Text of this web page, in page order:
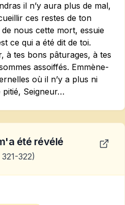
il n’y aura plus de mal,
ces restes de ton
nous cette mort, essuie
ce qui a été dit de toi.
à tes bons pâturages, à tes
assoiffés. Emmène-
où il n’y a plus ni
Seigneur…
été révélé
322)